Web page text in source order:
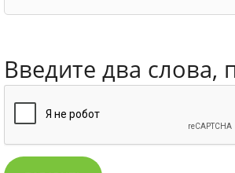
Введите два слова,